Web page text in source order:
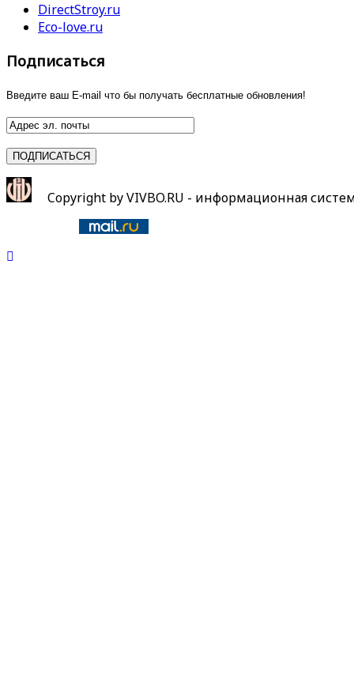
DirectStroy.ru
Eco-love.ru
Подписаться
Введите ваш E-mail что бы получать бесплатные обновления!
Copyright by VIVBO.RU - информационная